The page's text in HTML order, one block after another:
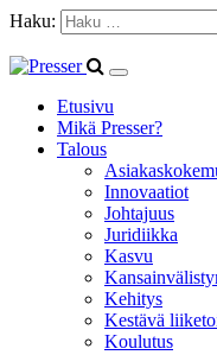
Haku:
Etusivu
Mikä Presser?
Talous
Innovaatiot
Johtajuus
Juridiikka
Kasvu
Kehitys
Kestävä
Koulutus